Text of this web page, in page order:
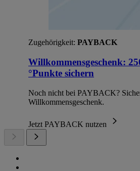
Zugehörigkeit: PAYBACK
Willkommensgeschenk:
°Punkte sichern
Noch nicht bei PAYBACK?
Willkommensgeschenk.
Jetzt PAYBACK nutzen